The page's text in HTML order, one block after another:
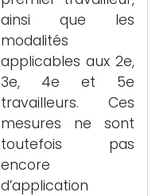
ainsi que les
modalités
applicables aux 2e,
3e, 4e et 5e
travailleurs. Ces
mesures ne sont
toutefois pas
encore
d’application